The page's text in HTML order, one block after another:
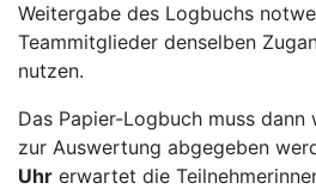
Weitergabe des Logbuchs
Teammitglieder denselben
nutzen.
Das Papier-Logbuch muss
zur Auswertung abgegeben
Uhr erwartet die